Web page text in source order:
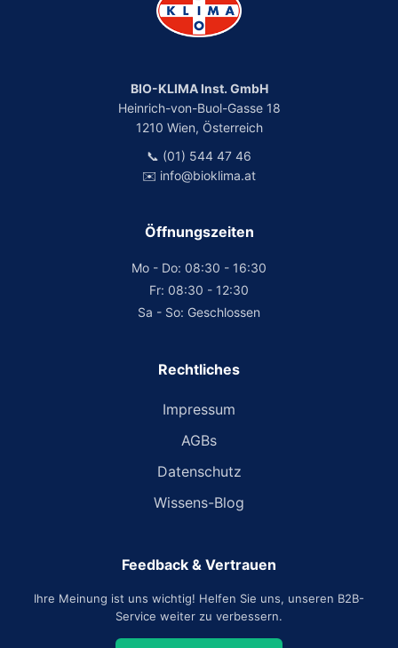
BIO-KLIMA Inst. GmbH
Heinrich-von-Buol-Gasse 18
1210 Wien, Österreich
📞 (01) 544 47 46
✉️ info@bioklima.at
Öffnungszeiten
Mo - Do: 08:30 - 16:30
Fr: 08:30 - 12:30
Sa - So: Geschlossen
Rechtliches
Impressum
AGBs
Datenschutz
Wissens-Blog
Feedback & Vertrauen
Ihre Meinung ist uns wichtig! Helfen Sie uns, unseren B2B-
Service weiter zu verbessern.